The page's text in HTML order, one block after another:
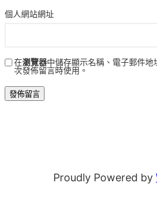
個人網站網址
在瀏覽器中儲存顯示名稱、電子郵件
次發佈留言時使用。
Proudly Powered by